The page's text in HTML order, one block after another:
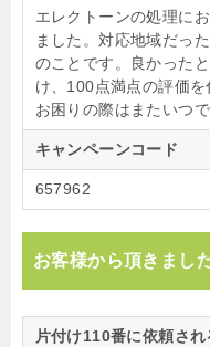
エレクトーンの処理に
ました。対応地域だっ
のことです。良かった
け、100点満点の評価
お困りの際はまたいつ
キャンペーンコード
657962
お客様から頂きまし
片付け110番に依頼さ